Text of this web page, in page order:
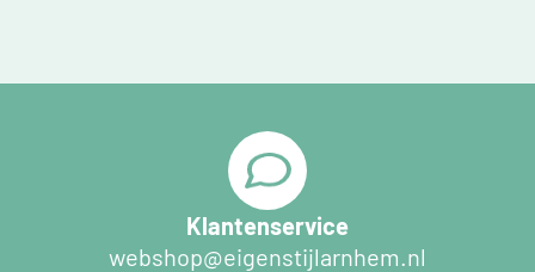
Klantenservice
webshop@eigenstijlarnhem.nl